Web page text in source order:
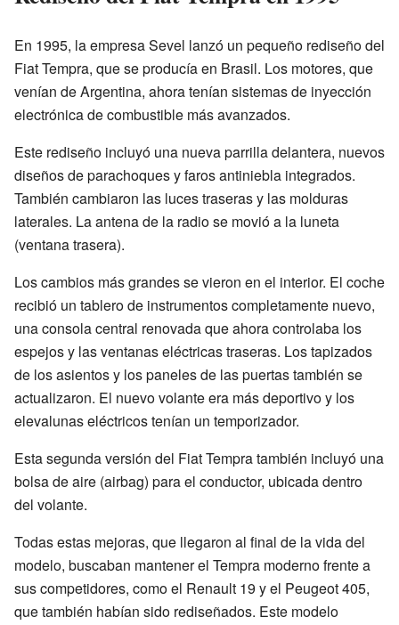
En 1995, la empresa Sevel lanzó un pequeño rediseño del
Fiat Tempra, que se producía en Brasil. Los motores, que
venían de Argentina, ahora tenían sistemas de inyección
electrónica de combustible más avanzados.
Este rediseño incluyó una nueva parrilla delantera, nuevos
diseños de parachoques y faros antiniebla integrados.
También cambiaron las luces traseras y las molduras
laterales. La antena de la radio se movió a la luneta
(ventana trasera).
Los cambios más grandes se vieron en el interior. El coche
recibió un tablero de instrumentos completamente nuevo,
una consola central renovada que ahora controlaba los
espejos y las ventanas eléctricas traseras. Los tapizados
de los asientos y los paneles de las puertas también se
actualizaron. El nuevo volante era más deportivo y los
elevalunas eléctricos tenían un temporizador.
Esta segunda versión del Fiat Tempra también incluyó una
bolsa de aire (airbag) para el conductor, ubicada dentro
del volante.
Todas estas mejoras, que llegaron al final de la vida del
modelo, buscaban mantener el Tempra moderno frente a
sus competidores, como el Renault 19 y el Peugeot 405,
que también habían sido rediseñados. Este modelo